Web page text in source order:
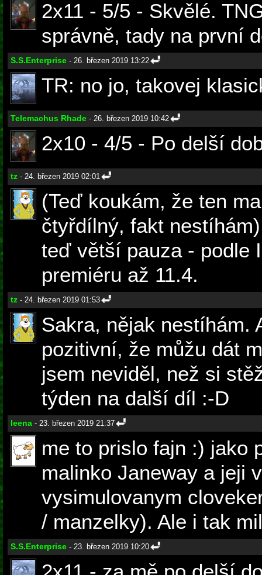
2x11 - 5/5 - Skvělé.
správně, tady na první
S.S.Enterprise - 26. březen 2019 13:22
TR: no jo, takovej
Telemachus Rhade - 26. březen 2019 10:42
2x10 - 4/5 - Po delší
tz - 24. březen 2019 02:01
(Teď koukám, že ten
čtyřdílný, fakt
teď větší pauza - podle
premiéru až 11.4.
tz - 24. březen 2019 01:53
Sakra, nějak nestíhám.
pozitivní, že můžu dát
jsem neviděl, než si
týden na další díl :-D
leena - 23. březen 2019 21:37
me to prislo fajn :) jako
malinko Janeway a jeji
vysimulovanym
/ manzelky). Ale i tak
S.S.Enterprise - 23. březen 2019 10:20